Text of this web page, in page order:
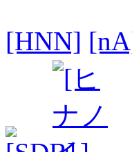
[HNN]